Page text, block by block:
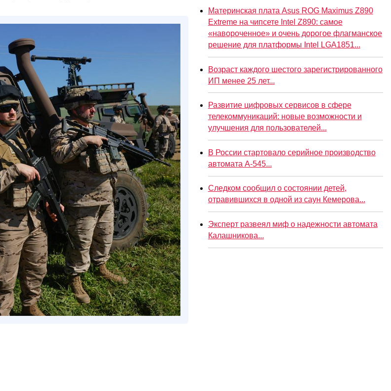
Материнская плата Asus ROG Maximus Z890
Extreme на чипсете Intel Z890: самое
«навороченное» и очень дорогое флагманское
решение для платформы Intel LGA1851...
Возраст каждого шестого зарегистрированного
ИП менее 25 лет...
Развитие цифровых сервисов в сфере
телекоммуникаций: новые возможности и
улучшения для пользователей...
В России стартовало серийное производство
автомата А-545...
Следком сообщил о состоянии детей,
отравившихся в одной из саун Кемерова...
Эксперт развеял миф о надежности автомата
Калашникова...